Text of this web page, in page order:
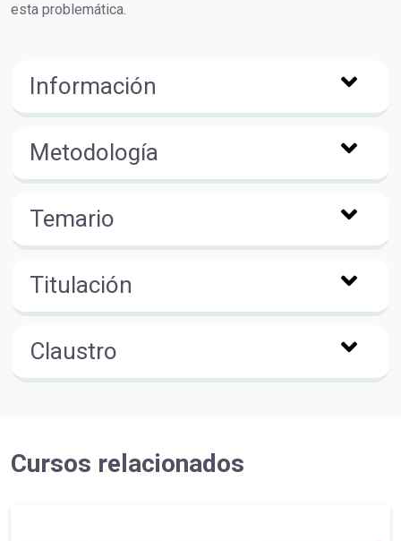
esta problemática.
Información
Metodología
Temario
Titulación
Claustro
Cursos relacionados